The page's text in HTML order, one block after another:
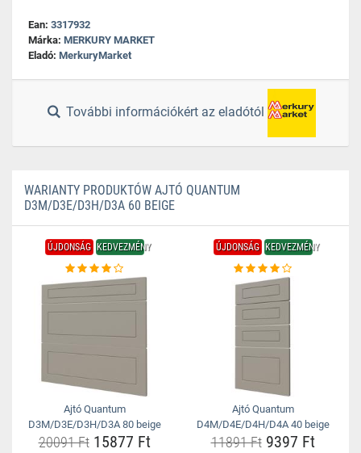
Ean: 3317932
Márka: MERKURY MARKET
Eladó: MerkuryMarket
További információkért az eladótól
WARIANTY PRODUKTÓW AJTÓ QUANTUM
D3M/D3E/D3H/D3A 60 BEIGE
ÚJDONSÁG KEDVEZMÉNY
Ajtó Quantum
D3M/D3E/D3H/D3A 80 beige
20091 Ft15877 Ft
ÚJDONSÁG KEDVEZMÉNY
Ajtó Quantum
D4M/D4E/D4H/D4A 40 beige
11891 Ft9397 Ft